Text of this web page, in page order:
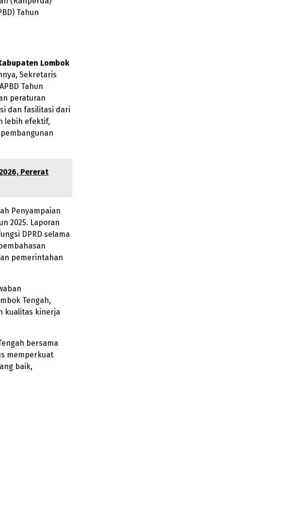
Tahun
Lombok
Sekretaris
Tahun
peraturan
dan fasilitasi dari
lebih efektif,
Pererat
Penyampaian
2025. Laporan
DPRD selama
pemerintahan
Tengah,
kualitas kinerja
bersama
memperkuat
baik,